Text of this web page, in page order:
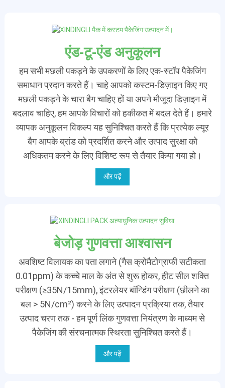
एंड-टू-एंड अनुकूलन
हम सभी मछली पकड़ने के उपकरणों के लिए एक-स्टॉप पैकेजिंग
समाधान प्रदान करते हैं। चाहे आपको कस्टम-डिज़ाइन किए गए
मछली पकड़ने के चारा बैग चाहिए हों या अपने मौजूदा डिज़ाइन में
बदलाव चाहिए, हम आपके विचारों को हकीकत में बदल देते हैं। हमारे
व्यापक अनुकूलन विकल्प यह सुनिश्चित करते हैं कि प्रत्येक ल्यूर
बैग आपके ब्रांड को प्रदर्शित करने और उत्पाद सुरक्षा को
अधिकतम करने के लिए विशिष्ट रूप से तैयार किया गया हो।
और पढ़ें
बेजोड़ गुणवत्ता आश्वासन
अवशिष्ट विलायक का पता लगाने (गैस क्रोमैटोग्राफी सटीकता
0.01ppm) के कच्चे माल के अंत से शुरू होकर, हीट सील शक्ति
परीक्षण (≥35N/15mm), इंटरलेयर बॉन्डिंग परीक्षण (छीलने का
बल > 5N/cm²) करने के लिए उत्पादन प्रक्रिया तक, तैयार
उत्पाद चरण तक - हम पूर्ण लिंक गुणवत्ता नियंत्रण के माध्यम से
पैकेजिंग की संरचनात्मक स्थिरता सुनिश्चित करते हैं।
और पढ़ें